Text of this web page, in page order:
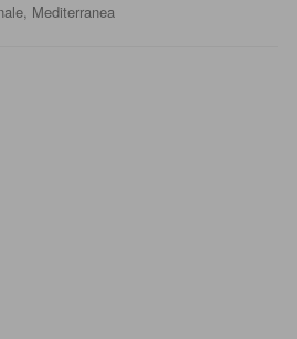
Mediterranea